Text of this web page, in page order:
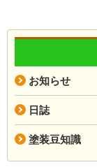
お知らせ
日誌
塗装豆知識